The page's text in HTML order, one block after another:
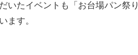
いたイベントも「お台場パン祭
ます。